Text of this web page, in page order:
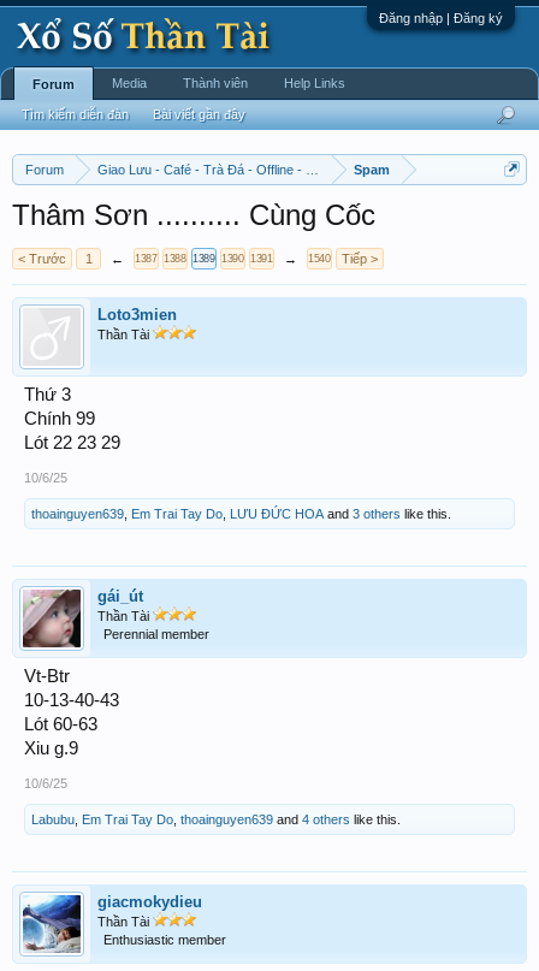
Đăng nhập | Đăng ký
Forum Giao Lưu - Café - Trà Đá - Offline - Tỉnh Tò Hihi!
Spam
Thâm Sơn .......... Cùng Cốc
< Trước 1 ← 1387 1388 1389 1390 1391 → 1540 Tiếp >
Loto3mien
Thần Tài
Thứ 3
Chính 99
Lót 22 23 29
10/6/25
thoainguyen639 Em Trai Tay Do LƯU ĐỨC HOA and 3 others like this.
gái_út
Thần Tài
Perennial member
Vt-Btr
10-13-40-43
Lót 60-63
Xiu g.9
10/6/25
Labubu Em Trai Tay Do thoainguyen639 and 4 others like this.
giacmokydieu
Thần Tài
Enthusiastic member
Forum
Tìm kiếm diễn đàn Bài viết gần đây
Media Thành viên Help Links